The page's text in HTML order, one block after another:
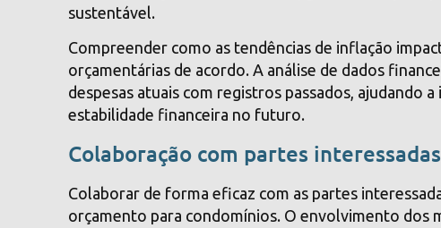
sustentável.
Compreender como as tendências de inflação
orçamentárias de acordo. A análise de dados
despesas atuais com registros passados, ajudando
estabilidade financeira no futuro.
Colaboração com partes interessadas
Colaborar de forma eficaz com as partes
orçamento para condomínios. O envolvimento dos